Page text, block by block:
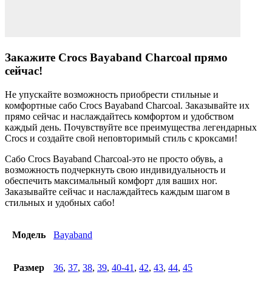
Закажите Crocs Bayaband Charcoal прямо
сейчас!
Не упускайте возможность приобрести стильные и
комфортные сабо Crocs Bayaband Charcoal. Заказывайте их
прямо сейчас и наслаждайтесь комфортом и удобством
каждый день. Почувствуйте все преимущества легендарных
Crocs и создайте свой неповторимый стиль с кроксами!
Сабо Crocs Bayaband Charcoal-это не просто обувь, а
возможность подчеркнуть свою индивидуальность и
обеспечить максимальный комфорт для ваших ног.
Заказывайте сейчас и наслаждайтесь каждым шагом в
стильных и удобных сабо!
Модель Bayaband
Размер 36, 37, 38, 39, 40-41 , 42, 43, 44, 45